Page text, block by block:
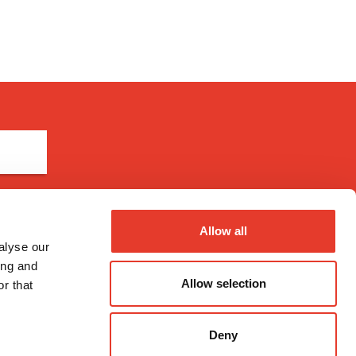
our
and
that
Allow all
Allow selection
Deny